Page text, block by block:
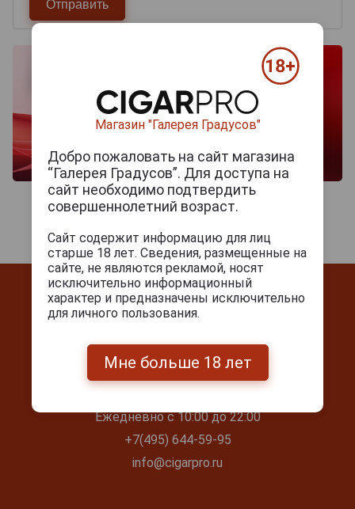
Контакты
Ежедневно с 10:00 до 22:00
+7(495) 644-59-95
info@cigarpro.ru
Магазин "Галерея Градусов"
Добро пожаловать на сайт магазина
“Галерея Градусов”. Для доступа на
сайт необходимо подтвердить
совершеннолетний возраст.
Сайт содержит информацию для лиц
старше 18 лет. Сведения, размещенные на
сайте, не являются рекламой, носят
исключительно информационный
характер и предназначены исключительно
для личного пользования.
Мне больше 18 лет